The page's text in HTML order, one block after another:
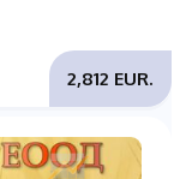
2,812 EUR.